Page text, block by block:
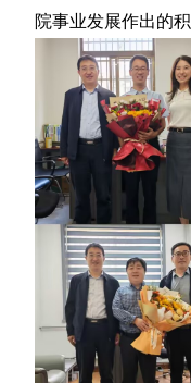
院事业发展作出的